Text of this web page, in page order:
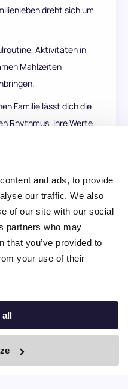
and ads, to provide
our traffic. We also
of our site with our social
partners who may
that you’ve provided to
your use of their
all
dreht sich um
Aktivitäten in
Mahlzeiten
Familie lässt dich die
Rhythmus, ihre Werte
Videos von
an
By Boei